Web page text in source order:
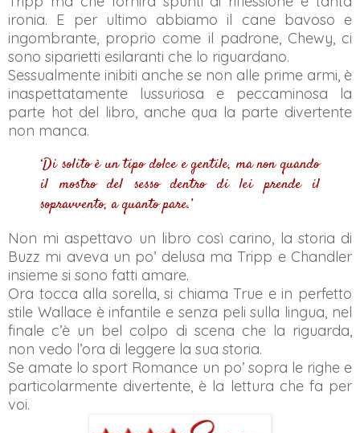
ironia. E per ultimo abbiamo il cane bavoso e
ingombrante, proprio come il padrone, Chewy, ci
sono siparietti esilaranti che lo riguardano.
Sessualmente inibiti anche se non alle prime armi, è
inaspettatamente lussuriosa e peccaminosa la
parte hot del libro, anche qua la parte divertente
non manca.
‘Di solito è un tipo dolce e gentile, ma non quando
il mostro del sesso dentro di lei prende il
sopravvento, a quanto pare.’
Non mi aspettavo un libro così carino, la storia di
Buzz mi aveva un po’ delusa ma Tripp e Chandler
insieme si sono fatti amare.
Ora tocca alla sorella, si chiama True e in perfetto
stile Wallace è infantile e senza peli sulla lingua, nel
finale c’è un bel colpo di scena che la riguarda,
non vedo l’ora di leggere la sua storia.
Se amate lo sport Romance un po’ sopra le righe e
particolarmente divertente, è la lettura che fa per
voi.